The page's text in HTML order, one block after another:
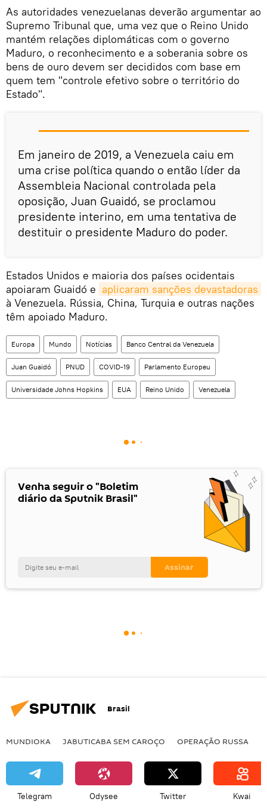
As autoridades venezuelanas deverão argumentar ao
Supremo Tribunal que, uma vez que o Reino Unido
mantém relações diplomáticas com o governo
Maduro, o reconhecimento e a soberania sobre os
bens de ouro devem ser decididos com base em
quem tem "controle efetivo sobre o território do
Estado".
Em janeiro de 2019, a Venezuela caiu em
uma crise política quando o então líder da
Assembleia Nacional controlada pela
oposição, Juan Guaidó, se proclamou
presidente interino, em uma tentativa de
destituir o presidente Maduro do poder.
Estados Unidos e maioria dos países ocidentais
apoiaram Guaidó e aplicaram sanções devastadoras
à Venezuela. Rússia, China, Turquia e outras nações
têm apoiado Maduro.
Europa Mundo Notícias Banco Central da Venezuela
Juan Guaidó PNUD COVID-19 Parlamento Europeu
Universidade Johns Hopkins EUA Reino Unido Venezuela
Venha seguir o "Boletim
diário da Sputnik Brasil"
Brasil
MUNDIOKA JABUTICABA SEM CAROÇO OPERAÇÃO RUSSA
Telegram Odysee Twitter Kwai